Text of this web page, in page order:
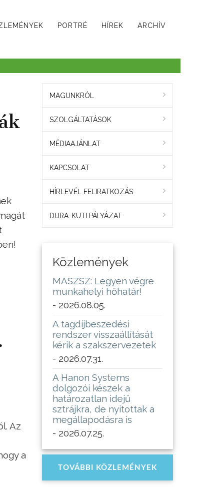
PORTRÉ HÍREK ARCHÍV
Az
a
MAGUNKRÓL
SZOLGÁLTATÁSOK
MÉDIAAJÁNLAT
KAPCSOLAT
HÍRLEVÉL FELIRATKOZÁS
DURA-KUTI PÁLYÁZAT
Közlemények
MASZSZ: Legyen végre
munkahelyi hőhatár!
- 2026.08.05.
A tagdíjbeszedési
rendszer visszaállítását
kérik a szakszervezetek
- 2026.07.31.
A Hanon Systems
dolgozói készek a
határozatlan idejű
sztrájkra, de nyitottak a
megállapodásra is
- 2026.07.25.
TOVÁBBI KÖZLEMÉNYEK